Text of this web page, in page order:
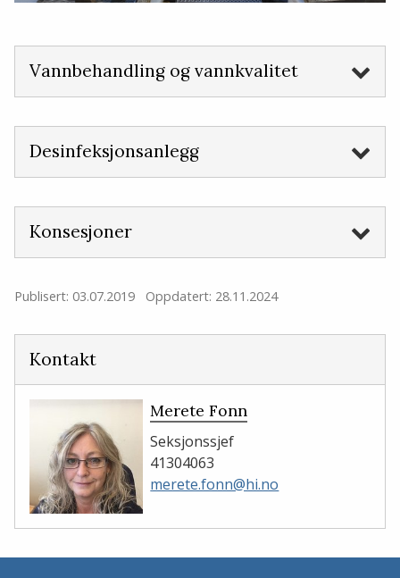
Vannbehandling og vannkvalitet
Desinfeksjonsanlegg
Konsesjoner
Publisert: 03.07.2019 Oppdatert: 28.11.2024
Kontakt
Merete Fonn
Seksjonssjef
41304063
merete.fonn@hi.no